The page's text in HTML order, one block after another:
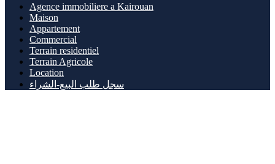
Agence immobiliere a Kairouan
Maison
Appartement
Commercial
Terrain residentiel
Terrain Agricole
Location
سجل طلب البيع-الشراء